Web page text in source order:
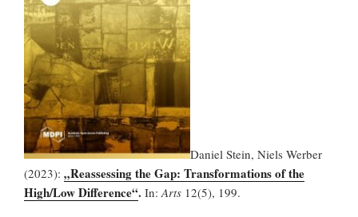
Daniel Stein, Niels Werber
(2023): „Reassessing the Gap: Transformations of the
High/Low Difference“. In: Arts 12(5), 199.